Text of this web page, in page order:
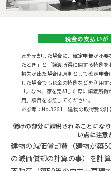
お悩み別売却方法
離婚手続き
空き家の対処
資産運用・物件管理
事故物件
トラブル物件
エリア相場情報
大阪全域エリアの相場情報
東大阪・八尾エリアの相場情報
堺・南大阪エリアの相場情報
税金の支払いが
家を売却した場合に、確定申告が不
たとき」と「譲渡所得に関する特例を
損失が出た場合は原則として確定申
した場合でも税金の特例などを利用
す。なお、家を売却した際に譲渡所得
用」項目を参照してください。
※参考： No.3261 建物の取得費の計
儲けの部分に課税されることにな
い点に注意
建物の減価償却費（建物が築
の減価償却の計算の事）を計